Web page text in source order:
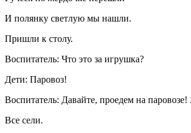
И полянку светлую мы нашли.
Пришли к столу.
Воспитатель: Что это за игрушка?
Дети: Паровоз!
Воспитатель: Давайте, проедем на
Все сели.